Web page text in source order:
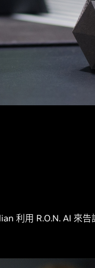
利用 R.O.N. AI 來告